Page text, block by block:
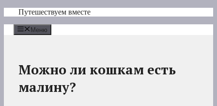
Перейти
содержимому
Путешествуем вместе
Меню
Можно ли кошкам есть
малину?